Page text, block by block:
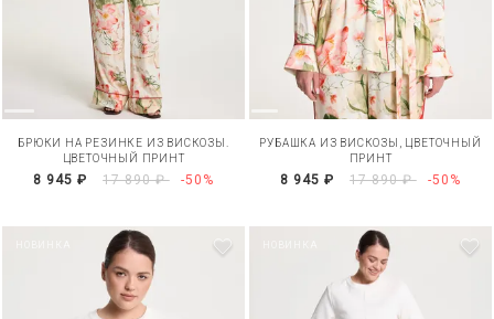
БРЮКИ НА РЕЗИНКЕ ИЗ ВИСКОЗЫ.
ЦВЕТОЧНЫЙ ПРИНТ
8 945 ₽ 17 890 ₽ -50%
РУБАШКА ИЗ ВИСКОЗЫ, ЦВЕТОЧНЫЙ
ПРИНТ
8 945 ₽ 17 890 ₽ -50%